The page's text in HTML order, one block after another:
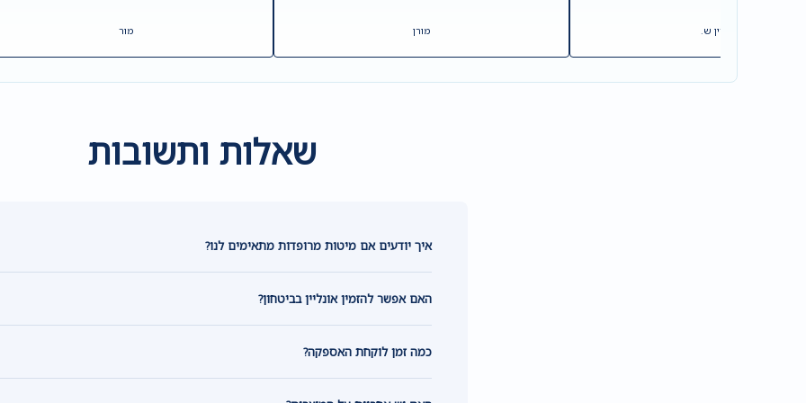
מור מורן לורין ש.
שאלות ותשובות
איך יודעים אם מיטות מרופדות מתאימים לנו?
האם אפשר להזמין אונליין בביטחון?
כמה זמן לוקחת האספקה?